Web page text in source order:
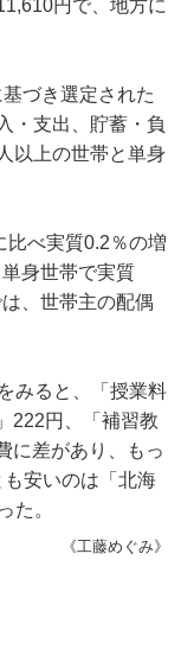
円で、地方に
づき選定された
・支出、貯蓄・負
以上の世帯と単身
べ実質0.2％の増
身世帯で実質
、世帯主の配偶
みると、「授業料
222円、「補習教
に差があり、もっ
安いのは「北海
た。
《工藤めぐみ》